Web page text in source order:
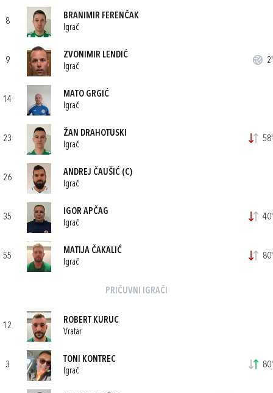
8
BRANIMIR FERENČAK
Igrač
9
ZVONIMIR LENDIĆ
Igrač
2'
14
MATO GRGIĆ
Igrač
23
ŽAN DRAHOTUSKI
Igrač
58'
26
ANDREJ ČAUŠIĆ (C)
Igrač
35
IGOR APČAG
Igrač
40'
55
MATIJA ČAKALIĆ
Igrač
80'
PRIČUVNI IGRAČI
12
ROBERT KURUC
Vratar
3
TONI KONTREC
Igrač
80'